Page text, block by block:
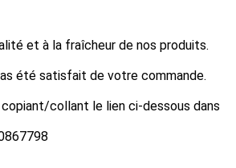
et à la fraîcheur de nos produits.
été satisfait de votre commande.
collant le lien ci-dessous dans